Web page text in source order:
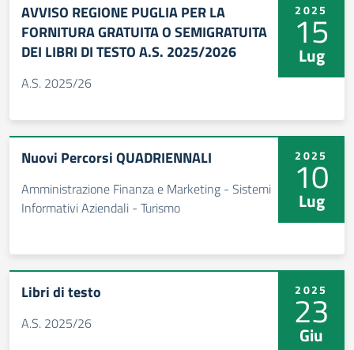
2025
15
Lug
AVVISO REGIONE PUGLIA PER LA
FORNITURA GRATUITA O SEMIGRATUITA
DEI LIBRI DI TESTO A.S. 2025/2026
A.S. 2025/26
2025
10
Lug
Nuovi Percorsi QUADRIENNALI
Amministrazione Finanza e Marketing - Sistemi
Informativi Aziendali - Turismo
2025
23
Giu
Libri di testo
A.S. 2025/26